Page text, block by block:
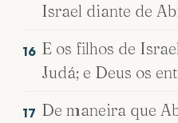
Israel diante de
16 E os filhos de
Judá; e Deus os
17 De maneira que